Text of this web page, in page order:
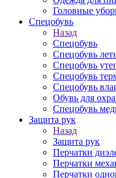
Головные
Спецобувь
Назад
Спецобувь
Спецобувь
Спецобувь
Спецобувь
Спецобувь
Обувь для
Спецобувь
Защита рук
Назад
Защита рук
Перчатки
Перчатки
Перчатки